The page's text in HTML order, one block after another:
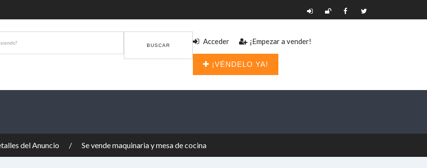
BUSCAR Acceder ¡Empezar a vender!
¡VÉNDELO YA!
del Anuncio Se vende maquinaria y mesa de cocina